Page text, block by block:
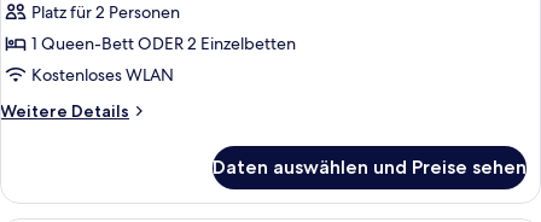
anzeigen
Platz für 2 Personen
1 Queen-Bett ODER 2 Einzelbetten
Kostenloses WLAN
Weitere Details
Weitere
Daten auswählen und Preise sehen